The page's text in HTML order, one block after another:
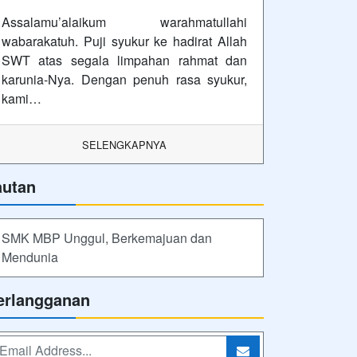
Assalamu’alaikum warahmatullahi
wabarakatuh. Puji syukur ke hadirat Allah
SWT atas segala limpahan rahmat dan
karunia-Nya. Dengan penuh rasa syukur,
kami…
SELENGKAPNYA
SMK MBP Unggul, Berkemajuan dan
Mendunia